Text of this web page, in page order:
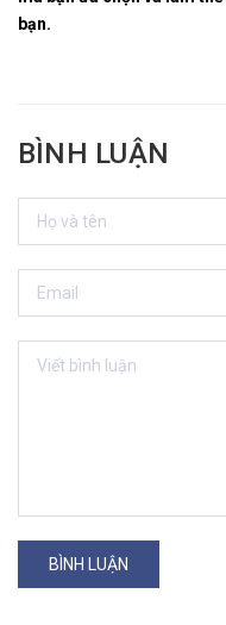
bạn.
BÌNH LUẬN
BÌNH LUẬN